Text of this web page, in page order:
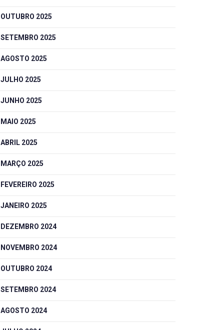
OUTUBRO 2025
SETEMBRO 2025
AGOSTO 2025
JULHO 2025
JUNHO 2025
MAIO 2025
ABRIL 2025
MARÇO 2025
FEVEREIRO 2025
JANEIRO 2025
DEZEMBRO 2024
NOVEMBRO 2024
OUTUBRO 2024
SETEMBRO 2024
AGOSTO 2024